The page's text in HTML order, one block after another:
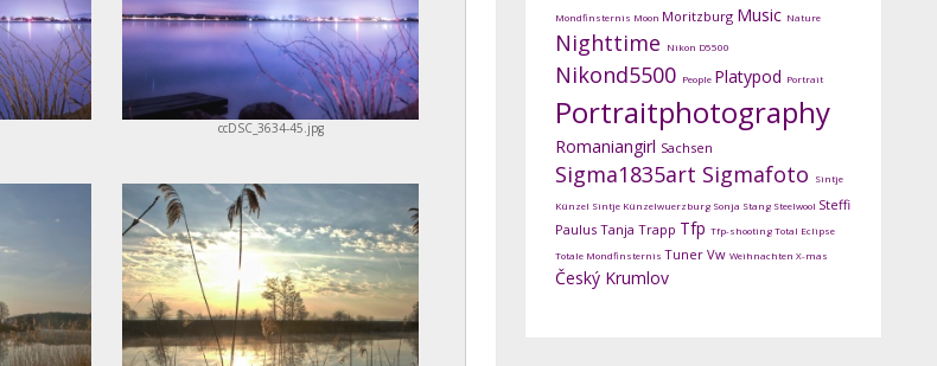
ccDSC_3634-45.jpg
Mondfinsternis Moon Moritzburg Music Nature
Nighttime Nikon D5500
Nikond5500 People Platypod Portrait
Portraitphotography
Romaniangirl Sachsen
Sigma1835art Sigmafoto Sintje
Künzel Sintje Künzelwuerzburg Sonja Stang Steelwool Steffi
Paulus Tanja Trapp Tfp Tfp-shootingTotal Eclipse
Totale Mondfinsternis Tuner Vw Weihnachten X-mas
Český Krumlov